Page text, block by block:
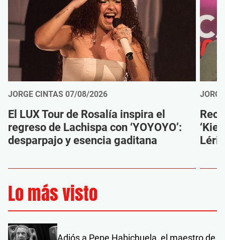
JORGE CINTAS 07/08/2026
El LUX Tour de Rosalía inspira el
regreso de Lachispa con ‘YOYOYO’:
desparpajo y esencia gaditana
Lo más visto
Adiós a Pepe Habichuela, el maestro de